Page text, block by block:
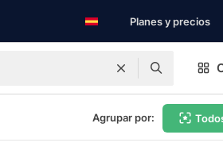
Planes y precios
Agrupar por: